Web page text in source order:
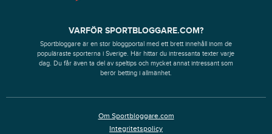
VARFÖR SPORTBLOGGARE.COM?
Sportbloggare är en stor bloggportal med ett brett innehåll inom de
populäraste sporterna i Sverige. Här hittar du intressanta texter varje
dag. Du får även ta del av speltips och mycket annat intressant som
berör betting i allmänhet.
Om Sportbloggare.com
Integritetspolicy